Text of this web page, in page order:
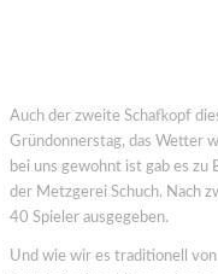
Auch der zweite Schafkopf
Gründonnerstag, das Wetter
bei uns gewohnt ist gab es
der Metzgerei Schuch. Nach
40 Spieler ausgegeben.
Und wie wir es traditionell